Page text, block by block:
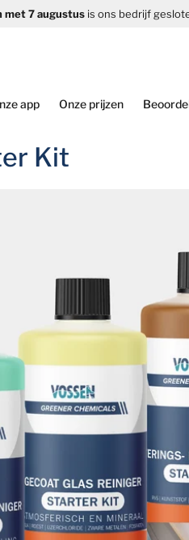
met 7 augustus is ons bedrijf
app Onze prijzen
Kit